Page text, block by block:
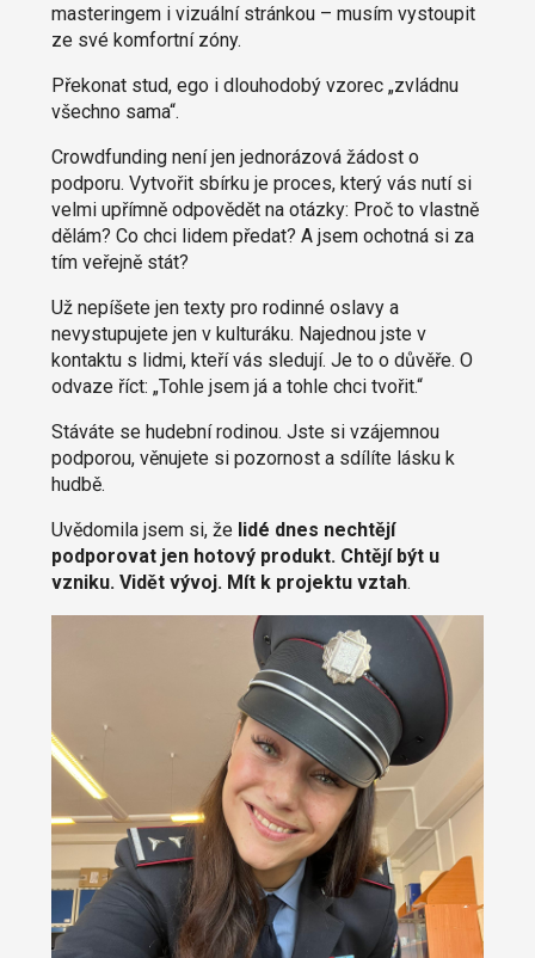
masteringem i vizuální stránkou – musím vystoupit
ze své komfortní zóny.
Překonat stud, ego i dlouhodobý vzorec „zvládnu
všechno sama“.
Crowdfunding není jen jednorázová žádost o
podporu. Vytvořit sbírku je proces, který vás nutí si
velmi upřímně odpovědět na otázky: Proč to vlastně
dělám? Co chci lidem předat? A jsem ochotná si za
tím veřejně stát?
Už nepíšete jen texty pro rodinné oslavy a
nevystupujete jen v kulturáku. Najednou jste v
kontaktu s lidmi, kteří vás sledují. Je to o důvěře. O
odvaze říct: „Tohle jsem já a tohle chci tvořit.“
Stáváte se hudební rodinou. Jste si vzájemnou
podporou, věnujete si pozornost a sdílíte lásku k
hudbě.
Uvědomila jsem si, že lidé dnes nechtějí
podporovat jen hotový produkt. Chtějí být u
vzniku. Vidět vývoj. Mít k projektu vztah.